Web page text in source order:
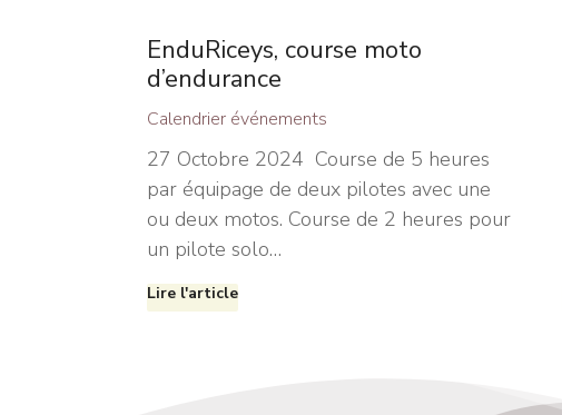
EnduRiceys, course moto
d’endurance
Calendrier événements
27 Octobre 2024 Course de 5 heures
par équipage de deux pilotes avec une
ou deux motos. Course de 2 heures pour
un pilote solo…
Lire l'article